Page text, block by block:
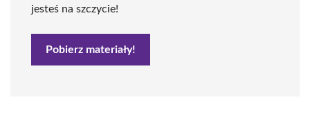
jesteś na szczycie!
Pobierz materiały!